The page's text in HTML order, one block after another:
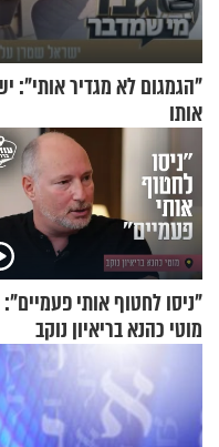
"הגמגום לא מגדיר
אותו
"ניסו לחטוף אותי פעמיים":
מוטי כהנא בריאיון נוקב